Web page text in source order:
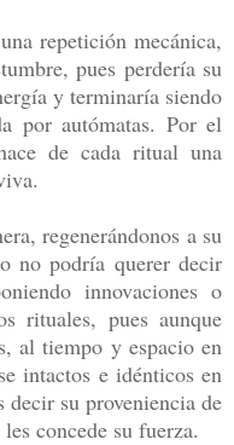
repetición mecánica,
pues perdería su
y terminaría siendo
por autómatas. Por el
de cada ritual una
regenerándonos a su
no podría querer decir
innovaciones o
rituales, pues aunque
al tiempo y espacio en
intactos e idénticos en
decir su proveniencia de
concede su fuerza.